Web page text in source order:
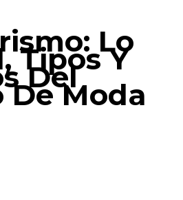
Lo
Tipos Y
Del
De Moda